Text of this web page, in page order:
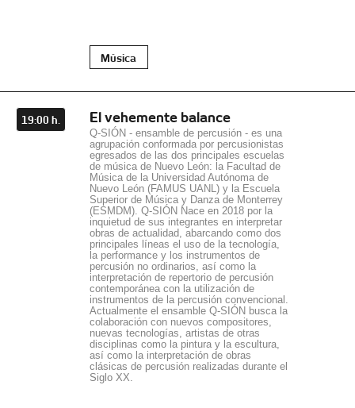
Música
19:00 h. El vehemente balance
Q-SIÓN - ensamble de percusión - es una
agrupación conformada por percusionistas
egresados de las dos principales escuelas
de música de Nuevo León: la Facultad de
Música de la Universidad Autónoma de
Nuevo León (FAMUS UANL) y la Escuela
Superior de Música y Danza de Monterrey
(ESMDM). Q-SIÓN Nace en 2018 por la
inquietud de sus integrantes en interpretar
obras de actualidad, abarcando como dos
principales líneas el uso de la tecnología,
la performance y los instrumentos de
percusión no ordinarios, así como la
interpretación de repertorio de percusión
contemporánea con la utilización de
instrumentos de la percusión convencional.
Actualmente el ensamble Q-SIÓN busca la
colaboración con nuevos compositores,
nuevas tecnologías, artistas de otras
disciplinas como la pintura y la escultura,
así como la interpretación de obras
clásicas de percusión realizadas durante el
Siglo XX.